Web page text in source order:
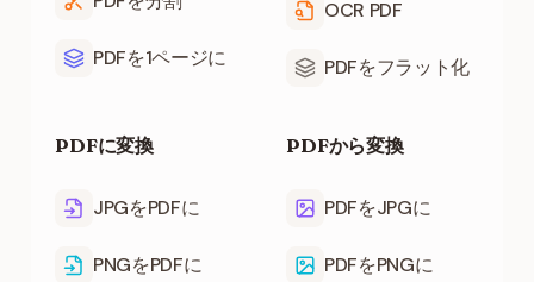
PDFを1ページに
OCR PDF
PDFをフラット化
PDFに変換
JPGをPDFに
PNGをPDFに
PDFから変換
PDFをJPGに
PDFをPNGに